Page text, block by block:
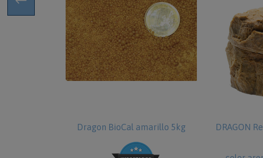
Dragon BioCal amarillo 5kg DRAGON